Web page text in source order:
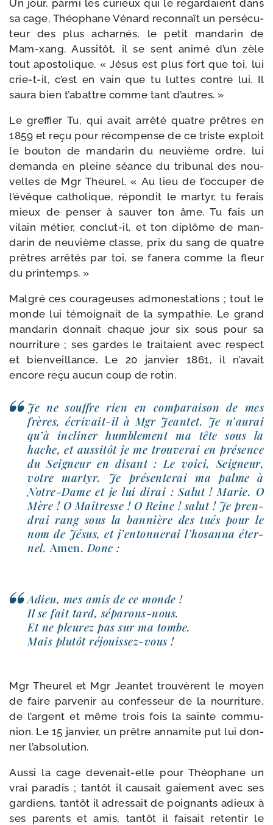
Un jour, par­mi les curieux qui le regar­daient dans
sa cage, Théophane Vénard recon­naît un per­sé­cu­
teur des plus achar­nés, le petit man­da­rin de
Mam-​xang. Aussitôt, il se sent ani­mé d’un zèle
tout apos­to­lique. « Jésus est plus fort que toi, lui
crie-​t-​il, c’est en vain que tu luttes contre lui. Il
sau­ra bien t’abattre comme tant d’autres. »
Le gref­fier Tu, qui avait arrê­té quatre prêtres en
1859 et reçu pour récom­pense de ce triste exploit
le bou­ton de man­da­rin du neu­vième ordre, lui
deman­da en pleine séance du tri­bu­nal des nou­
velles de Mgr Theurel. « Au lieu de t’occuper de
l’évêque catho­lique, répon­dit le mar­tyr, tu ferais
mieux de pen­ser à sau­ver ton âme. Tu fais un
vilain métier, conclut-​il, et ton diplôme de man­
da­rin de neu­vième classe, prix du sang de quatre
prêtres arrê­tés par toi, se fane­ra comme la fleur
du printemps. »
Malgré ces cou­ra­geuses admo­nes­ta­tions ; tout le
monde lui témoi­gnait de la sym­pa­thie. Le grand
man­da­rin don­nait chaque jour six sous pour sa
nour­ri­ture ; ses gardes le trai­taient avec res­pect
et bien­veillance. Le 20 jan­vier 1861, il n’avait
encore reçu aucun coup de rotin.
Je ne souffre rien en com­pa­rai­son de mes
frères, écrivait-​il à Mgr Jeantet. Je n’aurai
qu’à incli­ner hum­ble­ment ma tête sous la
hache, et aus­si­tôt je me trou­ve­rai en pré­sence
du Seigneur en disant : Le voi­ci, Seigneur,
votre mar­tyr. Je pré­sen­te­rai ma palme à
Notre-​Dame et je lui dirai : Salut ! Marie. O
Mère ! O Maîtresse ! O Reine ! salut ! Je pren­
drai rang sous la ban­nière des tués pour le
nom de Jésus, et j’entonnerai l’hosanna éter­
nel. Amen. Donc :
Adieu, mes amis de ce monde !
Il se fait tard, séparons-​nous.
Et ne pleu­rez pas sur ma tombe.
Mais plu­tôt réjouissez-vous !
Mgr Theurel et Mgr Jeantet trou­vèrent le moyen
de faire par­ve­nir au confes­seur de la nour­ri­ture,
de l’argent et même trois fois la sainte com­mu­
nion. Le 15 jan­vier, un prêtre anna­mite put lui don­
ner l’absolution.
Aussi la cage devenait-​elle pour Théophane un
vrai para­dis ; tan­tôt il cau­sait gaie­ment avec ses
gar­diens, tan­tôt il adres­sait de poi­gnants adieux à
ses parents et amis, tan­tôt il fai­sait reten­tir le